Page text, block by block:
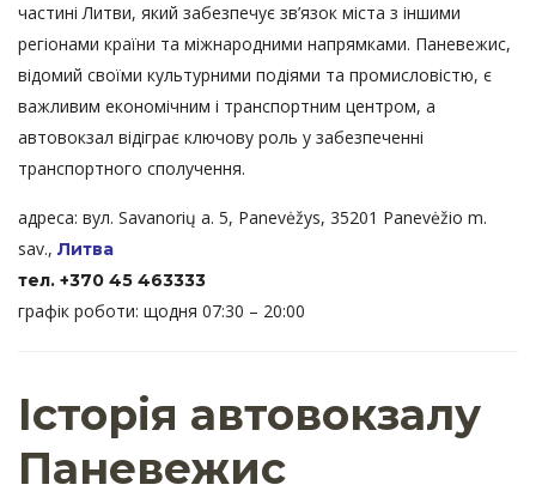
частині Литви, який забезпечує зв’язок міста з іншими
регіонами країни та міжнародними напрямками. Паневежис,
відомий своїми культурними подіями та промисловістю, є
важливим економічним і транспортним центром, а
автовокзал відіграє ключову роль у забезпеченні
транспортного сполучення.
адреса: вул. Savanorių a. 5, Panevėžys, 35201 Panevėžio m.
sav., Литва
тел. +370 45 463333
графік роботи: щодня 07:30 – 20:00
Історія автовокзалу
Паневежис